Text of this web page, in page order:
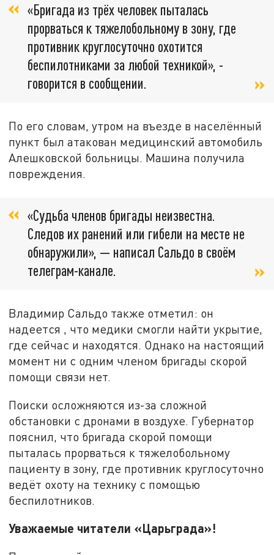
«Бригада из трёх человек пыталась
прорваться к тяжелобольному в зону, где
противник круглосуточно охотится
беспилотниками за любой техникой», -
говорится в сообщении.
По его словам, утром на въезде в населённый
пункт был атакован медицинский автомобиль
Алешковской больницы. Машина получила
повреждения.
«Судьба членов бригады неизвестна.
Следов их ранений или гибели на месте не
обнаружили», — написал Сальдо в своём
телеграм-канале.
Владимир Сальдо также отметил: он
надеется , что медики смогли найти укрытие,
где сейчас и находятся. Однако на настоящий
момент ни с одним членом бригады скорой
помощи связи нет.
Поиски осложняются из-за сложной
обстановки с дронами в воздухе. Губернатор
пояснил, что бригада скорой помощи
пыталась прорваться к тяжелобольному
пациенту в зону, где противник круглосуточно
ведёт охоту на технику с помощью
беспилотников.
Уважаемые читатели «Царьграда»!